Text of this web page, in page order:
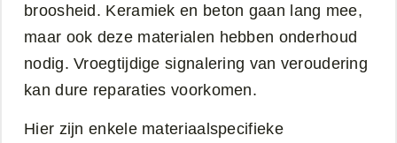
broosheid. Keramiek en beton gaan lang mee,
maar ook deze materialen hebben onderhoud
nodig. Vroegtijdige signalering van veroudering
kan dure reparaties voorkomen.
Hier zijn enkele materiaalspecifieke